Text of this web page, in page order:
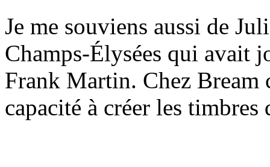
Je me souviens aussi de
Champs-Élysées qui avait
Frank Martin. Chez Bream
capacité à créer les timbres